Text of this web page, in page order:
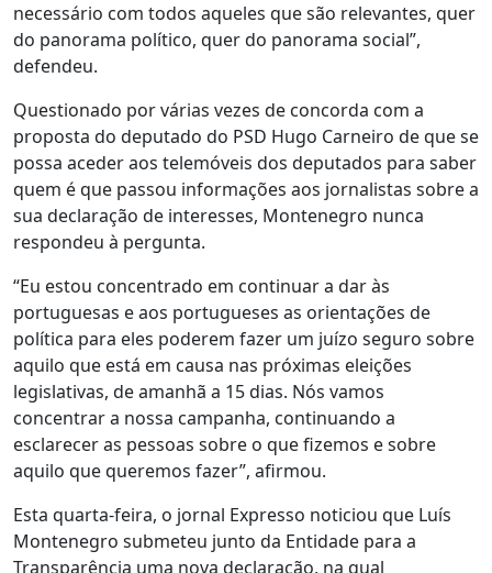
necessário com todos aqueles que são relevantes, quer
do panorama político, quer do panorama social”,
defendeu.
Questionado por várias vezes de concorda com a
proposta do deputado do PSD Hugo Carneiro de que se
possa aceder aos telemóveis dos deputados para saber
quem é que passou informações aos jornalistas sobre a
sua declaração de interesses, Montenegro nunca
respondeu à pergunta.
“Eu estou concentrado em continuar a dar às
portuguesas e aos portugueses as orientações de
política para eles poderem fazer um juízo seguro sobre
aquilo que está em causa nas próximas eleições
legislativas, de amanhã a 15 dias. Nós vamos
concentrar a nossa campanha, continuando a
esclarecer as pessoas sobre o que fizemos e sobre
aquilo que queremos fazer”, afirmou.
Esta quarta-feira, o jornal Expresso noticiou que Luís
Montenegro submeteu junto da Entidade para a
Transparência uma nova declaração, na qual